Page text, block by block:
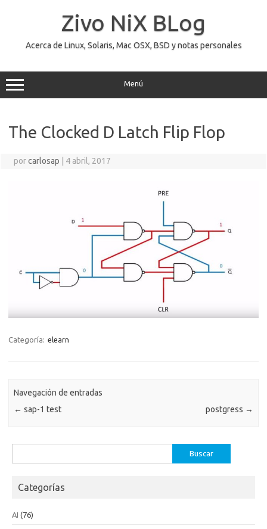
Zivo NiX BLog
Acerca de Linux, Solaris, Mac OSX, BSD y notas personales
Menú
The Clocked D Latch Flip Flop
porcarlosap 4 abril, 2017
Categoría: elearn
Navegación de entradas
← sap-1 test postgress →
Categorías
AI (76)